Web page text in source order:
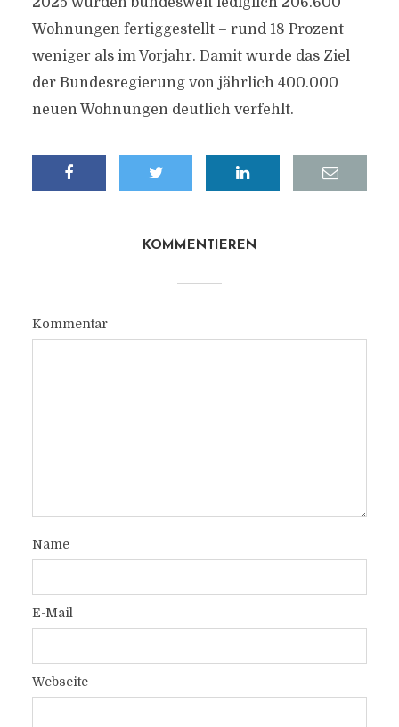
Wohnungen fertiggestellt – rund 18 Prozent
weniger als im Vorjahr. Damit wurde das Ziel
der Bundesregierung von jährlich 400.000
neuen Wohnungen deutlich verfehlt.
KOMMENTIEREN
Kommentar
Name
E-Mail
Webseite